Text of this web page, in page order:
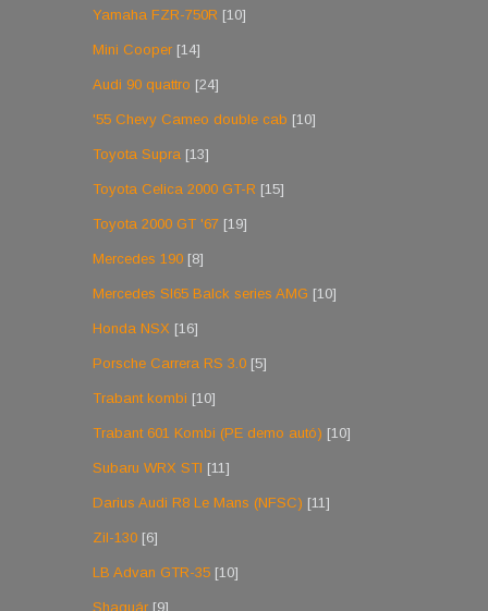
Yamaha FZR-750R [10]
Mini Cooper [14]
Audi 90 quattro [24]
'55 Chevy Cameo double cab [10]
Toyota Supra [13]
Toyota Celica 2000 GT-R [15]
Toyota 2000 GT '67 [19]
Mercedes 190 [8]
Mercedes Sl65 Balck series AMG [10]
Honda NSX [16]
Porsche Carrera RS 3.0 [5]
Trabant kombi [10]
Trabant 601 Kombi (PE demo autó) [10]
Subaru WRX STI [11]
Darius Audi R8 Le Mans (NFSC) [11]
Zil-130 [6]
LB Advan GTR-35 [10]
Shaguár [9]